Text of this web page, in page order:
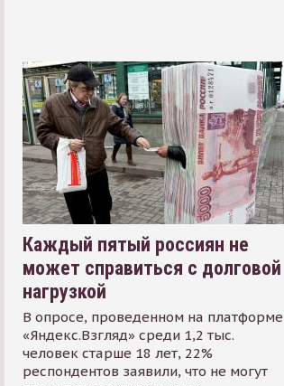
Каждый пятый россиян не
может справиться с долговой
нагрузкой
В опросе, проведенном на платформе
«Яндекс.Взгляд» среди 1,2 тыс.
человек старше 18 лет, 22%
респондентов заявили, что не могут